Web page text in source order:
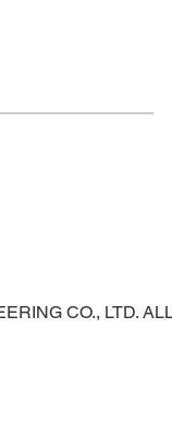
CO., LTD.